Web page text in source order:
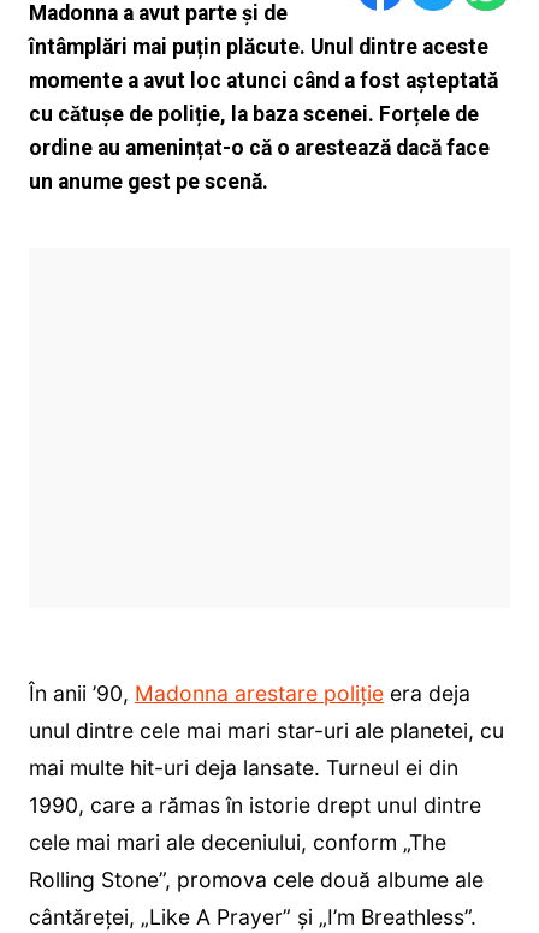
Madonna a avut parte și de
întâmplări mai puțin plăcute. Unul dintre aceste
momente a avut loc atunci când a fost așteptată
cu cătușe de poliție, la baza scenei. Forțele de
ordine au amenințat-o că o arestează dacă face
un anume gest pe scenă.
În anii ’90, Madonna arestare polițieera deja
unul dintre cele mai mari star-uri ale planetei, cu
mai multe hit-uri deja lansate. Turneul ei din
1990, care a rămas în istorie drept unul dintre
cele mai mari ale deceniului, conform „The
Rolling Stone”, promova cele două albume ale
cântăreței, „Like A Prayer” și „I’m Breathless”.